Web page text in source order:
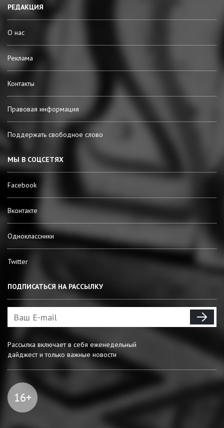
РЕДАКЦИЯ
О нас
Реклама
Контакты
Правовая информация
Поддержать свободное слово
МЫ В СОЦСЕТЯХ
Facebook
Вконтакте
Одноклассники
Twitter
ПОДПИСАТЬСЯ НА РАССЫЛКУ
Рассылка включает в себя еженедельный
дайджест и только важные новости